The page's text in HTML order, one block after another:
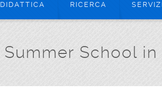
DIDATTICA RICERCA
Summer School